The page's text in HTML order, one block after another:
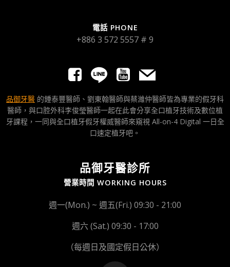
電話 PHONE
+886 3 572 5557 # 9
品御牙醫 的鍾泰豐醫師、劉東翰醫師與蔡濰仲醫師皆為專業的假牙科
醫師，與口腔外科李俊瑩醫師一起在此會分享全口植牙技術及數位植
牙課程，一同與全口植牙假牙權威醫師來窺視 All-on-4 Digital 一日全
口速定植牙吧。
品御牙醫診所
營業時間 WORKING HOURS
週一(Mon.) ~ 週五(Fri.) 09:30 - 21:00
週六 (Sat.) 09:30 - 17:00
（每週日及國定假日公休）